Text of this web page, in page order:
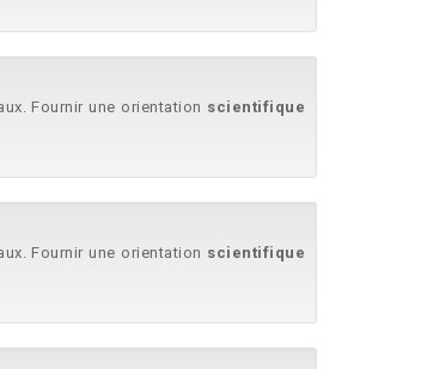
Fournir une orientation scientifique
Fournir une orientation scientifique